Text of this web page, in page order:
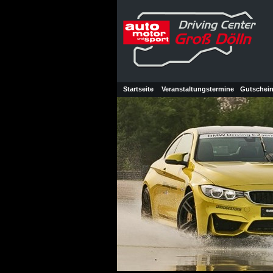
Startseite Veranstaltungstermine